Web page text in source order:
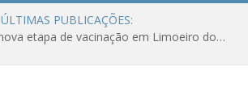
ÚLTIMAS PUBLICAÇÕES:
Amanhã começa nova etapa de vacinação em Limoeiro do Ajuru para idosos com 65 ou mais